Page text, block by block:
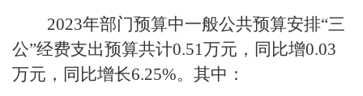
2023年部门预算中一般公共预算安排“三
公”经费支出预算共计0.51万元，同比增0.03
万元，同比增长6.25%。其中：